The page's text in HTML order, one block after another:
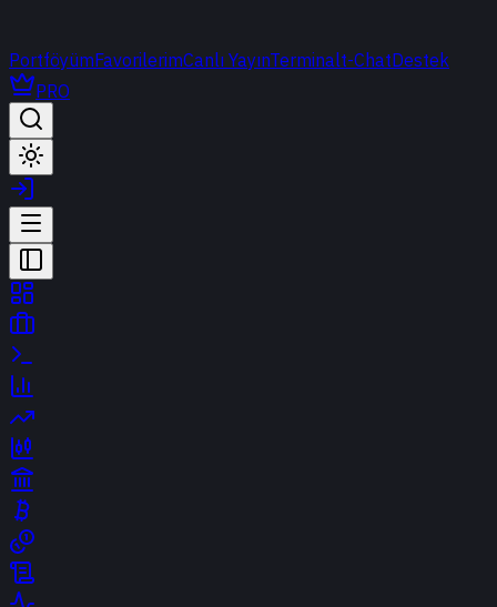
PortföyümFavorilerimCanlı YayınTerminalt-ChatDestek
PRO